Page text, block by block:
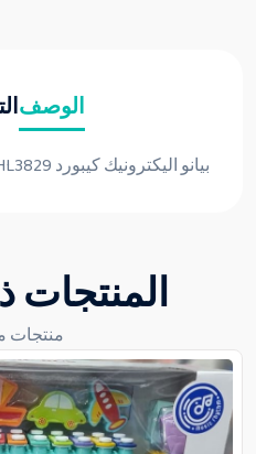
الوصف
بيانو اليكترونيك كيبورد HL3829
المنتجات
منتجات